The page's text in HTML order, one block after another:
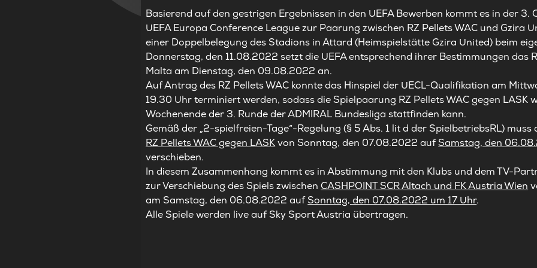
Basierend auf den gestrigen Ergebnissen in den UEFA Bewerben kommt es in der
UEFA Europa Conference League zur Paarung zwischen RZ Pellets WAC und Gzira
einer Doppelbelegung des Stadions in Attard (Heimspielstätte Gzira United) beim
Donnerstag, den 11.08.2022 setzt die UEFAentsprechend ihrer Bestimmungen das
Malta am Dienstag, den 09.08.2022an.
Auf Antrag des RZ Pellets WAC konnte das Hinspiel der UECL-Qualifikation am
19.30 Uhr terminiert werden, sodass die Spielpaarung RZ Pellets WAC gegen LASK
Wochenende der 3. Runde der ADMIRAL Bundesliga stattfinden kann.
Gemäß der „2-spielfreien-Tage“-Regelung (§ 5 Abs. 1 lit d der SpielbetriebsRL) muss
RZ Pellets WAC gegen LASKvon Sonntag, den 07.08.2022 aufSamstag, den
verschieben.
In diesem Zusammenhang kommt es in Abstimmung mit den Klubs und dem TV-
zur Verschiebung des Spiels zwischenCASHPOINT SCR Altach und FK Austria Wien
am Samstag,den 06.08.2022 aufSonntag, den 07.08.2022 um 17 Uhr.
AlleSpielewerden live auf Sky Sport Austria übertragen.